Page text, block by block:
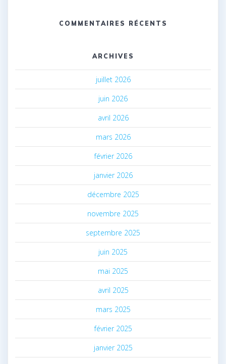
COMMENTAIRES RÉCENTS
ARCHIVES
juillet 2026
juin 2026
avril 2026
mars 2026
février 2026
janvier 2026
décembre 2025
novembre 2025
septembre 2025
juin 2025
mai 2025
avril 2025
mars 2025
février 2025
janvier 2025